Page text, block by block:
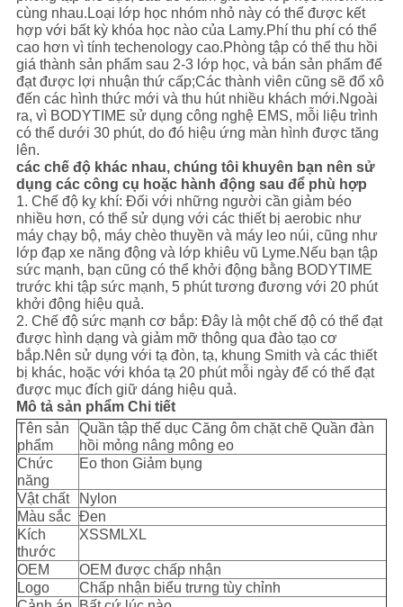
cùng nhau.Loại lớp học nhóm nhỏ này có thể được kết
hợp với bất kỳ khóa học nào của Lamy.Phí thu phí có thể
cao hơn vì tính techenology cao.Phòng tập có thể thu hồi
giá thành sản phẩm sau 2-3 lớp học, và bán sản phẩm để
đạt được lợi nhuận thứ cấp;Các thành viên cũng sẽ đổ xô
đến các hình thức mới và thu hút nhiều khách mới.Ngoài
ra, vì BODYTIME sử dụng công nghệ EMS, mỗi liệu trình
có thể dưới 30 phút, do đó hiệu ứng màn hình được tăng
lên.
các chế độ khác nhau, chúng tôi khuyên bạn nên sử
dụng các công cụ hoặc hành động sau để phù hợp
1. Chế độ kỵ khí: Đối với những người cần giảm béo
nhiều hơn, có thể sử dụng với các thiết bị aerobic như
máy chạy bộ, máy chèo thuyền và máy leo núi, cũng như
lớp đạp xe năng động và lớp khiêu vũ Lyme.Nếu bạn tập
sức mạnh, bạn cũng có thể khởi động bằng BODYTIME
trước khi tập sức mạnh, 5 phút tương đương với 20 phút
khởi động hiệu quả.
2. Chế độ sức mạnh cơ bắp: Đây là một chế độ có thể đạt
được hình dạng và giảm mỡ thông qua đào tạo cơ
bắp.Nên sử dụng với tạ đòn, tạ, khung Smith và các thiết
bị khác, hoặc với khóa tạ 20 phút mỗi ngày để có thể đạt
được mục đích giữ dáng hiệu quả.
Mô tả sản phẩm Chi tiết
Tên sản
phẩm
Quần tập thể dục Căng ôm chặt chẽ Quần đàn
hồi mỏng nâng mông eo
Chức
năng
Eo thon Giảm bụng
Vật chất
Nylon
Màu sắc Đen
Kích
thước
XSSMLXL
OEM
OEM được chấp nhận
Logo
Chấp nhận biểu trưng tùy chỉnh